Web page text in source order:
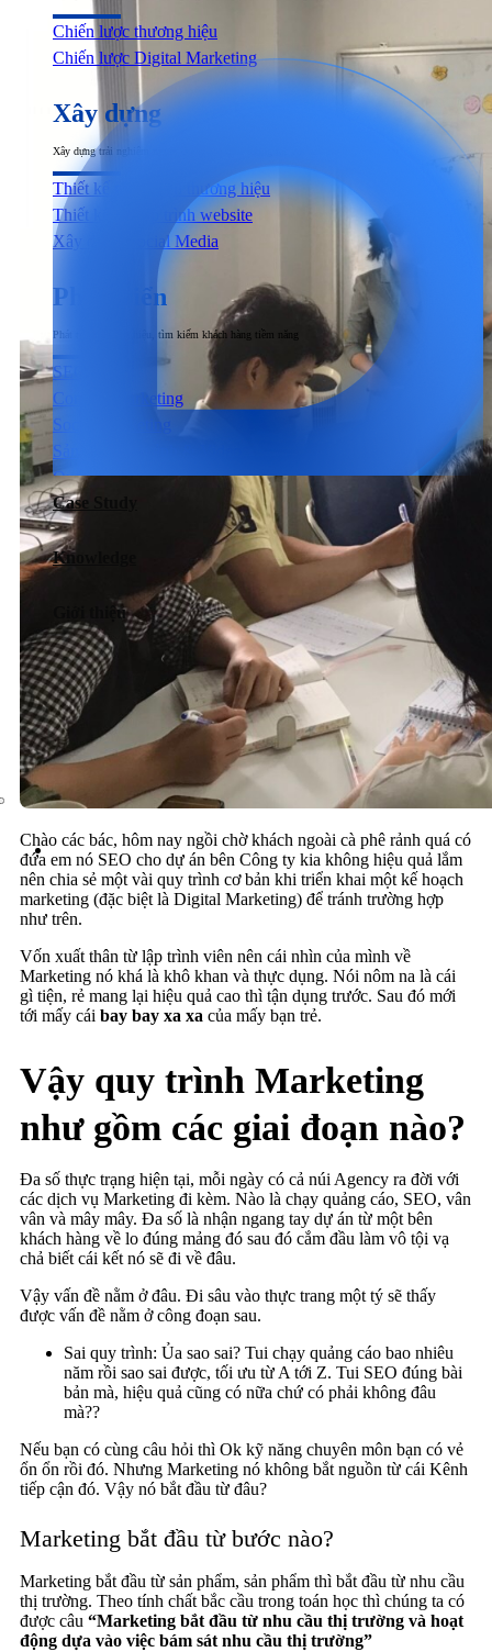
Chiến lược thương hiệu
Chiến lược Digital Marketing
Xây dựng
Xây dựng trải nghiệm người dùng đầu cuối tương tác với sản phẩm & dịch vụ
Thiết kế nhận diện thương hiệu
Thiết kế & Lập trình website
Xây dựng Social Media
Phát triển
Phát triển thương hiệu, tìm kiếm khách hàng tiềm năng
SEO
Content Marketing
Social Marketing
Sản xuất hình ảnh & Video
Quảng cáo trả phí
Dịch vụ chăm sóc website
Case Study
Knowledge
Giới thiệu
Giới thiệu
Tin tức
Sự kiện
Liên hệ
Chào các bác, hôm nay ngồi chờ khách ngoài cà phê rảnh quá có
đứa em nó SEO cho dự án bên Công ty kia không hiệu quả lắm
nên chia sẻ một vài quy trình cơ bản khi triển khai một kế hoạch
marketing (đặc biệt là Digital Marketing) để tránh trường hợp
như trên.
Vốn xuất thân từ lập trình viên nên cái nhìn của mình về
Marketing nó khá là khô khan và thực dụng. Nói nôm na là cái
gì tiện, rẻ mang lại hiệu quả cao thì tận dụng trước. Sau đó mới
tới mấy cái bay bay xa xa của mấy bạn trẻ.
Vậy quy trình Marketing
như gồm các giai đoạn nào?
Đa số thực trạng hiện tại, mỗi ngày có cả núi Agency ra đời với
các dịch vụ Marketing đi kèm. Nào là chạy quảng cáo, SEO, vân
vân và mây mây. Đa số là nhận ngang tay dự án từ một bên
khách hàng về lo đúng mảng đó sau đó cắm đầu làm vô tội vạ
chả biết cái kết nó sẽ đi về đâu.
Vậy vấn đề nằm ở đâu. Đi sâu vào thực trang một tý sẽ thấy
được vấn đề nằm ở công đoạn sau.
Sai quy trình: Ủa sao sai? Tui chạy quảng cáo bao nhiêu
năm rồi sao sai được, tối ưu từ A tới Z. Tui SEO đúng bài
bản mà, hiệu quả cũng có nữa chứ có phải không đâu
mà??
Nếu bạn có cùng câu hỏi thì Ok kỹ năng chuyên môn bạn có vẻ
ổn ổn rồi đó. Nhưng Marketing nó không bắt nguồn từ cái Kênh
tiếp cận đó. Vậy nó bắt đầu từ đâu?
Marketing bắt đầu từ bước nào?
Marketing bắt đầu từ sản phẩm, sản phẩm thì bắt đầu từ nhu cầu
thị trường. Theo tính chất bắc cầu trong toán học thì chúng ta có
được câu “Marketing bắt đầu từ nhu cầu thị trường và hoạt
động dựa vào việc bám sát nhu cầu thị trường”